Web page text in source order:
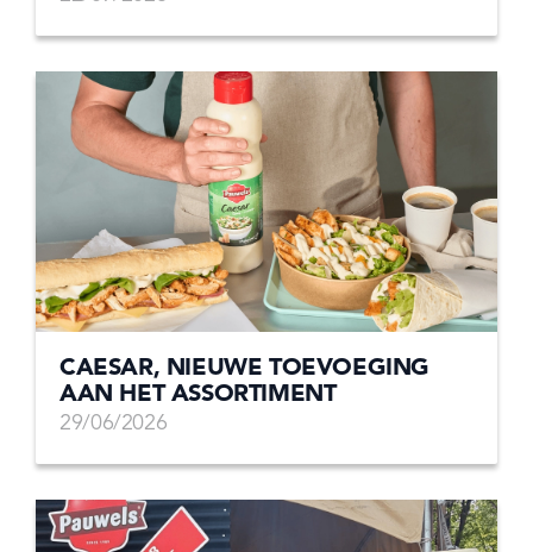
CAESAR, NIEUWE TOEVOEGING
AAN HET ASSORTIMENT
29/06/2026